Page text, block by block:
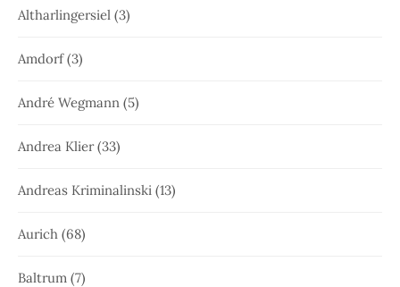
Altharlingersiel (3)
Amdorf(3)
André Wegmann (5)
Andrea Klier(33)
Andreas Kriminalinski (13)
Aurich (68)
Baltrum (7)